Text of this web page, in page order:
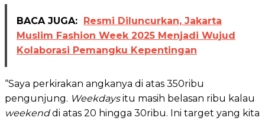
BACA JUGA: Resmi Diluncurkan, Jakarta
Muslim Fashion Week 2025 Menjadi Wujud
Kolaborasi Pemangku Kepentingan
“Saya perkirakan angkanya di atas 350ribu
pengunjung. Weekdaysitu masih belasan ribu kalau
weekenddi atas 20 hingga 30ribu. Ini target yang kita